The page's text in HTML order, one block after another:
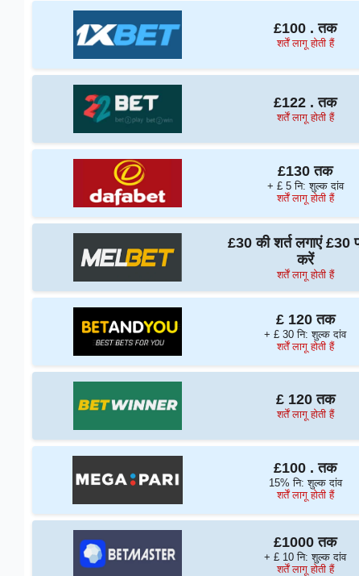
£100 . तक
शर्तें लागू होती हैं
£122 . तक
शर्तें लागू होती हैं
£130 तक
+ £ 5 नि: शुल्क दांव
शर्तें लागू होती हैं
£30 की शर्त लगाएं £30
करें
शर्तें लागू होती हैं
£ 120 तक
+ £ 30 नि: शुल्क दांव
शर्तें लागू होती हैं
£ 120 तक
शर्तें लागू होती हैं
£100 . तक
15% नि: शुल्क दांव
शर्तें लागू होती हैं
£1000 तक
+ £ 10 नि: शुल्क दांव
शर्तें लागू होती हैं